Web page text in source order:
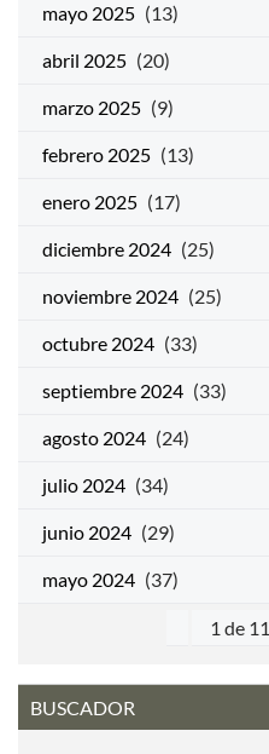
mayo 2025 (13)
abril 2025 (20)
marzo 2025 (9)
febrero 2025 (13)
enero 2025 (17)
diciembre 2024 (25)
noviembre 2024 (25)
octubre 2024 (33)
septiembre 2024 (33)
agosto 2024 (24)
julio 2024 (34)
junio 2024 (29)
mayo 2024 (37)
1 de 11
BUSCADOR